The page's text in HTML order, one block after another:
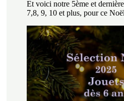
Et voici notre 5ème et
7,8, 9, 10 et plus, pour ce